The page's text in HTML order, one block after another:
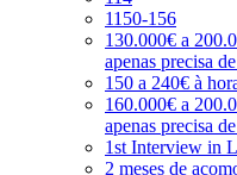
1150-156
130.000€ a
apenas precisa
150 a 240€ à
160.000€ a
apenas precisa
1st Interview in
2 meses de